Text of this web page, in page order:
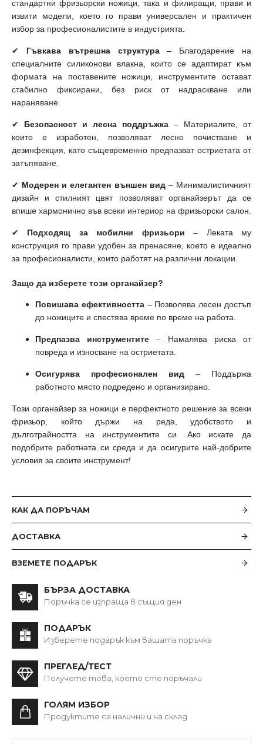
стандартни фризьорски ножици, така и филиращи, прави и
извити модели, което го прави универсален и практичен
избор за професионалистите в индустрията.
✔ Гъвкава вътрешна структура– Благодарение на
специалните силиконови влакна, които се адаптират към
формата на поставените ножици, инструментите остават
стабилно фиксирани, без риск от надраскване или
нараняване.
✔ Безопасност и лесна поддръжка – Материалите, от
които е изработен, позволяват лесно почистване и
дезинфекция, като същевременно предпазват остриетата от
затъпяване.
✔ Модерен и елегантен външен вид– Минималистичният
дизайн и стилният цвят позволяват органайзерът да се
впише хармонично във всеки интериор на фризьорски салон.
✔ Подходящ за мобилни фризьори – Леката му
конструкция го прави удобен за пренасяне, което е идеално
за професионалисти, които работят на различни локации.
Защо да изберете този органайзер?
Повишава ефективността– Позволява лесен достъп
до ножиците и спестява време по време на работа.
Предпазва инструментите – Намалява риска от
повреда и износване на остриетата.
Осигурява професионален вид – Поддържа
работното място подредено и организирано.
Този органайзер за ножици е перфектното решение за всеки
фризьор, който държи на реда, удобството и
дълготрайността на инструментите си. Ако искате да
подобрите работната си среда и да осигурите най-добрите
условия за своите инструмент!
КАК ДА ПОРЪЧАМ
ДОСТАВКА
ВЗЕМЕТЕ ПОДАРЪК
БЪРЗА ДОСТАВКА
Поръчка се изпраща в същия ден
ПОДАРЪК
Изберете подарък към вашата поръчка
ПРЕГЛЕД/ТЕСТ
Получете това, което сте поръчали
ГОЛЯМ ИЗБОР
Продуктите са налични и на склад